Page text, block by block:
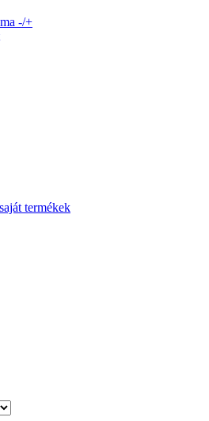
-/+
termékek